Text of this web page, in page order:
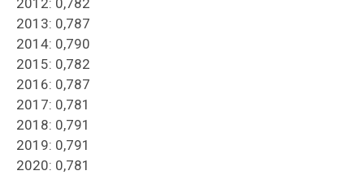
2012: 0,782
2013: 0,787
2014: 0,790
2015: 0,782
2016: 0,787
2017: 0,781
2018: 0,791
2019: 0,791
2020: 0,781